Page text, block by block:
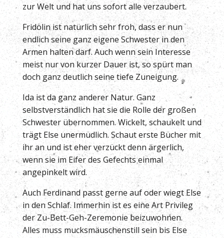
zur Welt und hat uns sofort alle verzaubert.
Fridolin ist natürlich sehr froh, dass er nun
endlich seine ganz eigene Schwester in den
Armen halten darf. Auch wenn sein Interesse
meist nur von kurzer Dauer ist, so spürt man
doch ganz deutlich seine tiefe Zuneigung.
Ida ist da ganz anderer Natur. Ganz
selbstverständlich hat sie die Rolle der großen
Schwester übernommen. Wickelt, schaukelt und
trägt Else unermüdlich. Schaut erste Bücher mit
ihr an und ist eher verzückt denn ärgerlich,
wenn sie im Eifer des Gefechts einmal
angepinkelt wird.
Auch Ferdinand passt gerne auf oder wiegt Else
in den Schlaf. Immerhin ist es eine Art Privileg
der Zu-Bett-Geh-Zeremonie beizuwohnen.
Alles muss mucksmäuschenstill sein bis Else